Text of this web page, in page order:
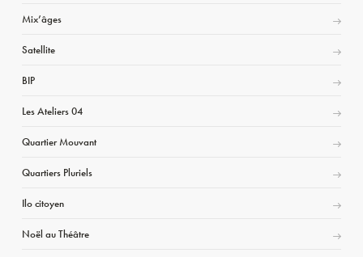
Mix’âges
Satellite
BIP
Les Ateliers 04
Quartier Mouvant
Quartiers Pluriels
Ilo citoyen
Noël au Théâtre